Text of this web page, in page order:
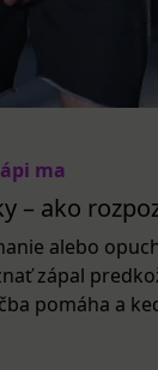
ma
– ako
alebo
zápal
pomáha a